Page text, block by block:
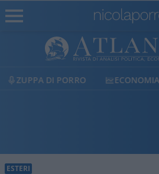
ECONOMIA
ESTERI